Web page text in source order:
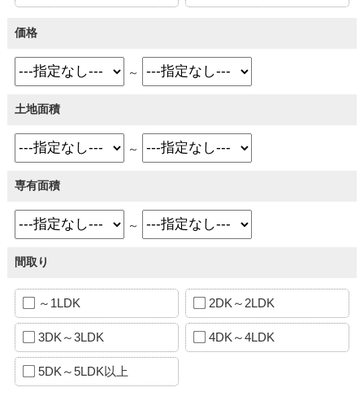
価格
～
土地面積
～
専有面積
～
間取り
～1LDK 2DK～2LDK
3DK～3LDK 4DK～4LDK
5DK～5LDK以上